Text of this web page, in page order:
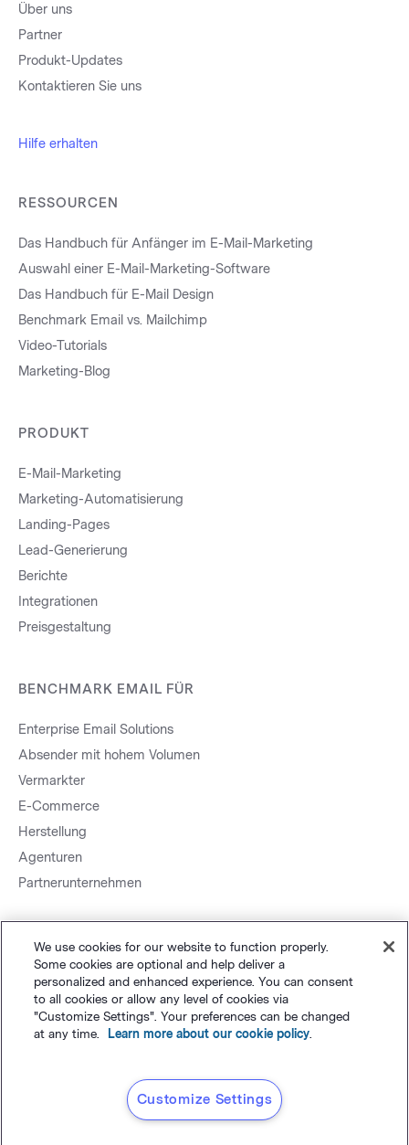
Über uns
Partner
Produkt-Updates
Kontaktieren Sie uns
Hilfe erhalten
RESSOURCEN
Das Handbuch für Anfänger im E-Mail-Marketing
Auswahl einer E-Mail-Marketing-Software
Das Handbuch für E-Mail Design
Benchmark Email vs. Mailchimp
Video-Tutorials
Marketing-Blog
PRODUKT
E-Mail-Marketing
Marketing-Automatisierung
Landing-Pages
Lead-Generierung
Berichte
Integrationen
Preisgestaltung
BENCHMARK EMAIL FÜR
Enterprise Email Solutions
Absender mit hohem Volumen
Vermarkter
E-Commerce
Herstellung
Agenturen
Partnerunternehmen
Sitemap. Datenschutz & AGB Cookie-Einstellungen
We use cookies for our website to function properly.
Some cookies are optional and help deliver a
personalized and enhanced experience. You can consent
to all cookies or allow any level of cookies via
"Customize Settings". Your preferences can be changed
at any time.
Learn more about our cookie policy.
Customize Settings